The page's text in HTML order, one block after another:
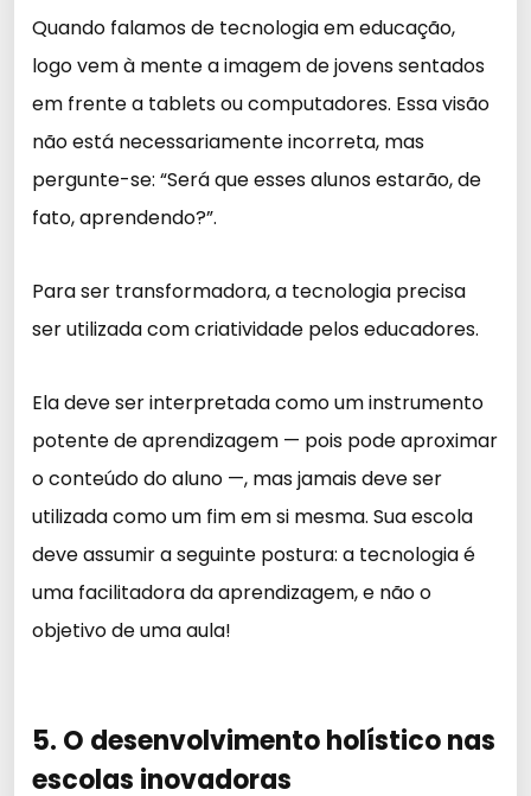
Quando falamos de tecnologia em educação,
logo vem à mente a imagem de jovens sentados
em frente a tablets ou computadores. Essa visão
não está necessariamente incorreta, mas
pergunte-se: “Será que esses alunos estarão, de
fato, aprendendo?”.
Para ser transformadora, a tecnologia precisa
ser utilizada com criatividade pelos educadores.
Ela deve ser interpretada como um instrumento
potente de aprendizagem — pois pode aproximar
o conteúdo do aluno —, mas jamais deve ser
utilizada como um fim em si mesma. Sua escola
deve assumir a seguinte postura: a tecnologia é
uma facilitadora da aprendizagem, e não o
objetivo de uma aula!
5. O desenvolvimento holístico nas
escolas inovadoras